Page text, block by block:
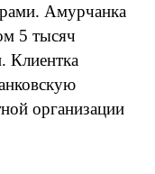
Амурчанка
5 тысяч
Клиентка
организации